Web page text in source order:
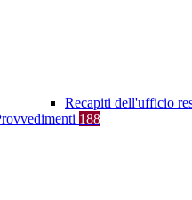
Recapiti dell'ufficio
188